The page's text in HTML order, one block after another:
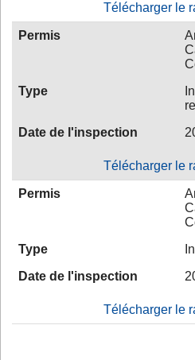
Télécharger le
Permis
Type
Date de l'inspection
Télécharger le
Permis
Type
Date de l'inspection
Télécharger le